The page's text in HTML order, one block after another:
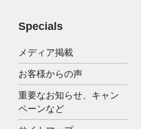
Specials
メディア掲載
お客様からの声
重要なお知らせ、キャン
ペーンなど